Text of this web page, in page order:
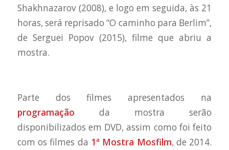
Shakhnazarov (2008), e logo em seguida, às 21
horas, será reprisado “O caminho para Berlim”,
de Serguei Popov (2015), filme que abriu a
mostra.
Parte dos filmes apresentados na
programação da mostra serão
disponibilizados em DVD, assim como foi feito
com os filmes da 1ª Mostra Mosfilm, de 2014.